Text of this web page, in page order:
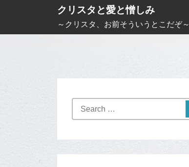
i
クリスタと愛と憎しみ
～クリスタ、お前そういうとこだぞ～